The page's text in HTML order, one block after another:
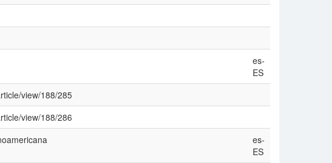
es-
ES
view/188/285
view/188/286
es-
ES